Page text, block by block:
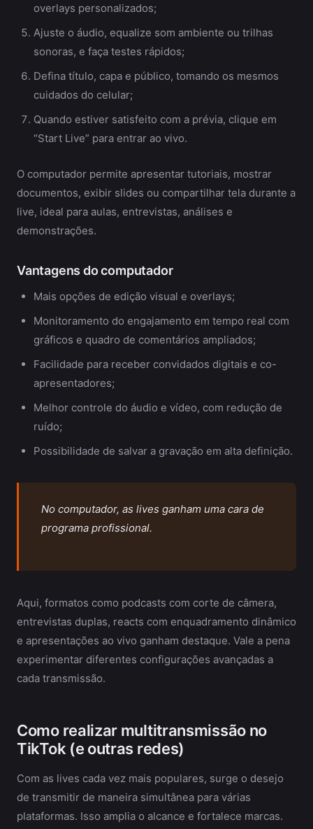
overlays personalizados;
Ajuste o áudio, equalize som ambiente ou trilhas
sonoras, e faça testes rápidos;
Defina título, capa e público, tomando os mesmos
cuidados do celular;
Quando estiver satisfeito com a prévia, clique em
“Start Live” para entrar ao vivo.
O computador permite apresentar tutoriais, mostrar
documentos, exibir slides ou compartilhar tela durante a
live, ideal para aulas, entrevistas, análises e
demonstrações.
Vantagens do computador
Mais opções de edição visual e overlays;
Monitoramento do engajamento em tempo real com
gráficos e quadro de comentários ampliados;
Facilidade para receber convidados digitais e co-
apresentadores;
Melhor controle do áudio e vídeo, com redução de
ruído;
Possibilidade de salvar a gravação em alta definição.
No computador, as lives ganham uma cara de
programa profissional.
Aqui, formatos como podcasts com corte de câmera,
entrevistas duplas, reacts com enquadramento dinâmico
e apresentações ao vivo ganham destaque. Vale a pena
experimentar diferentes configurações avançadas a
cada transmissão.
Como realizar multitransmissão no
TikTok (e outras redes)
Com as lives cada vez mais populares, surge o desejo
de transmitir de maneira simultânea para várias
plataformas. Isso amplia o alcance e fortalece marcas.